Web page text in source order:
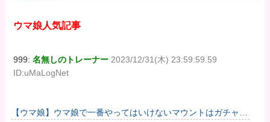
ウマ娘人気記事
999:名無しのトレーナー 2023/12/31(木) 23:59:59.59
ID:uMaLogNet
【ウマ娘】ウマ娘で一番やってはいけないマウントはガチャで